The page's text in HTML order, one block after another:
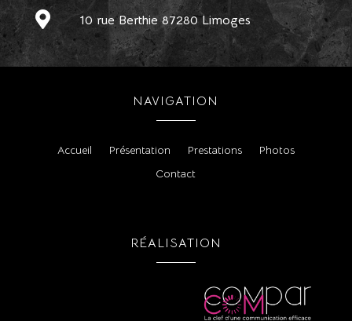
 10 rue Berthie 87280 Limoges
NAVIGATION
Accueil Présentation Prestations
Photos
Contact
RÉALISATION